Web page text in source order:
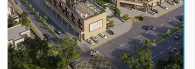
علاوہ
13.95 کروڑ
2.1 کنال